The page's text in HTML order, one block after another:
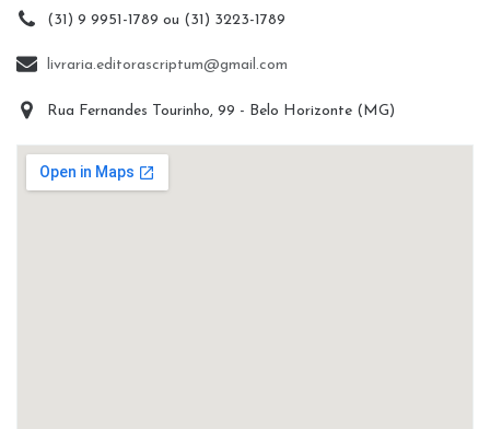
(31) 9 9951-1789 ou (31) 3223-1789
livraria.editorascriptum@gmail.com
Rua Fernandes Tourinho, 99 - Belo Horizonte (MG)